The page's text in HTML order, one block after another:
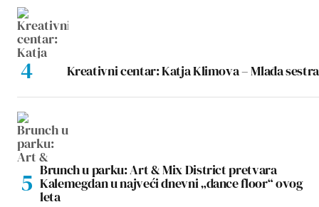
Kreativni centar: Katja Klimova – Mlađa sestra
Brunch u parku: Art & Mix District pretvara
Kalemegdan u najveći dnevni „dance floor“ ovog
leta